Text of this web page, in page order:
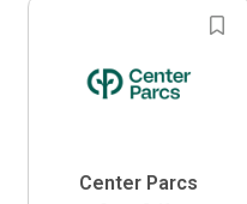
Center Parcs